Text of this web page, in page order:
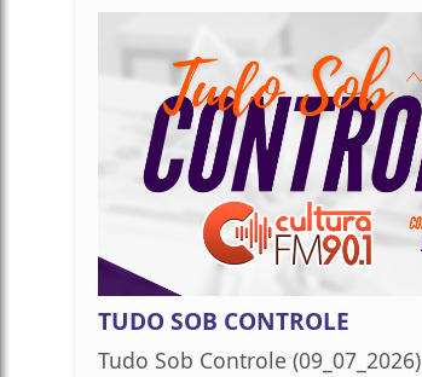
TUDO SOB CONTROLE
Tudo Sob Controle (09_07_2026)